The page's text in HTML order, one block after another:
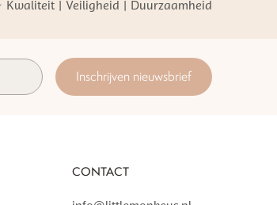
Kwaliteit | Veiligheid | Duurzaamheid
Inschrijven nieuwsbrief
CONTACT